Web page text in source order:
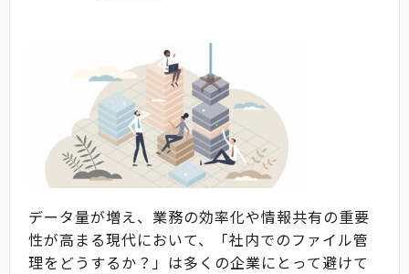
データ量が増え、業務の効率化や情報共有の重要
性が高まる現代において、「社内でのファイル管
理をどうするか？」は多くの企業にとって避けて